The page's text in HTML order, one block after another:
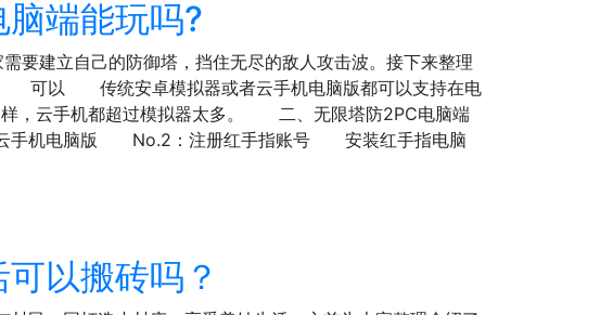
端能玩吗?
要建立自己的防御塔，挡住无尽的敌人攻击波。接下来整理
可以 传统安卓模拟器或者云手机电脑版都可以支持在电
样，云手机都超过模拟器太多。 二、无限塔防2PC电脑端
机电脑版 No.2：注册红手指账号 安装红手指电脑
以搬砖吗？